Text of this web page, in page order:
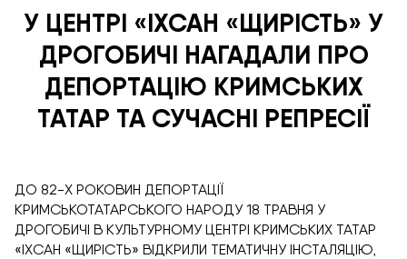
У ЦЕНТРІ «ІХСАН «ЩИРІСТЬ» У
ДРОГОБИЧІ НАГАДАЛИ ПРО
ДЕПОРТАЦІЮ КРИМСЬКИХ
ТАТАР ТА СУЧАСНІ РЕПРЕСІЇ
ДО 82-Х РОКОВИН ДЕПОРТАЦІЇ
КРИМСЬКОТАТАРСЬКОГО НАРОДУ 18 ТРАВНЯ У
ДРОГОБИЧІ В КУЛЬТУРНОМУ ЦЕНТРІ КРИМСЬКИХ ТАТАР
«ІХСАН «ЩИРІСТЬ» ВІДКРИЛИ ТЕМАТИЧНУ ІНСТАЛЯЦІЮ,